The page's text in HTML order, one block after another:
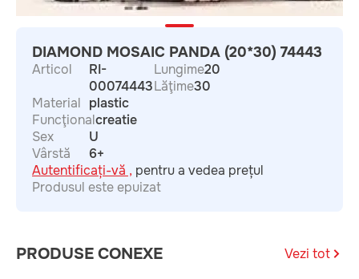
DIAMOND MOSAIC PANDA (20*30) 74443
Articol
RI-
00074443
Material plastic
Funcţionalcreatie
Sex
U
Vârstă
6+
Lungime20
Lăţime30
Autentificați-vă , pentru a vedea prețul
Produsul este epuizat
PRODUSE CONEXE Vezi tot